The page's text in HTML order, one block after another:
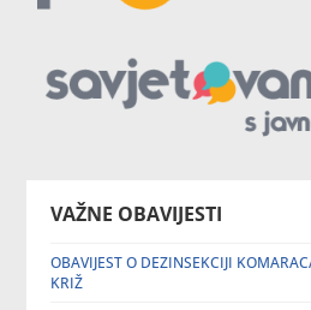
VAŽNE OBAVIJESTI
OBAVIJEST O DEZINSEKCIJI
KRIŽ